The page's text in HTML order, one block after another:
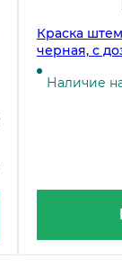
Краска
черная, с
Наличие